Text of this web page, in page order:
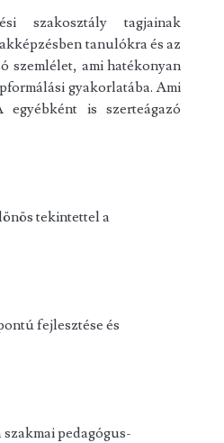
szakosztály tagjainak
tanulókra és az
szemlélet, ami hatékonyan
gyakorlatába. Ami
is szerteágazó
tekintettel a
fejlesztése és
pedagógus-